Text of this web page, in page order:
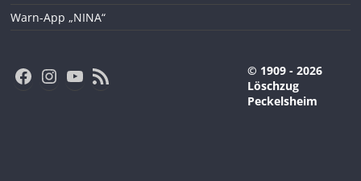
Warn-App „NINA“
Facebook Instagram YouTube RSS-Feed
© 1909 - 2026
Löschzug
Peckelsheim